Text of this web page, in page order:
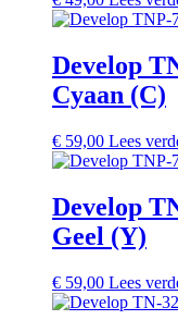
Develop
Cyaan (C)
€ 59,00 Lees
Develop
Geel (Y)
€ 59,00 Lees